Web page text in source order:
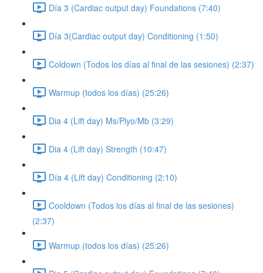
Día 3 (Cardiac output day) Foundations (7:40)
Día 3(Cardiac output day) Conditioning (1:50)
Coldown (Todos los días al final de las sesiones) (2:37)
Warmup (todos los días) (25:26)
Dia 4 (Lift day) Ms/Plyo/Mb (3:29)
Dia 4 (Lift day) Strength (10:47)
Día 4 (Lift day) Conditioning (2:10)
Cooldown (Todos los días al final de las sesiones)
(2:37)
Warmup (todos los días) (25:26)